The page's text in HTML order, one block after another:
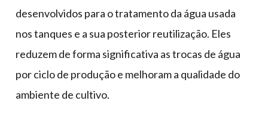
desenvolvidos para o tratamento da água usada
nos tanques e a sua posterior reutilização. Eles
reduzem de forma significativa as trocas de água
por ciclo de produção e melhoram a qualidade do
ambiente de cultivo.